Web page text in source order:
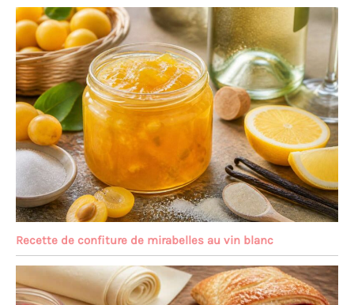
Recette de confiture de mirabelles au vin blanc